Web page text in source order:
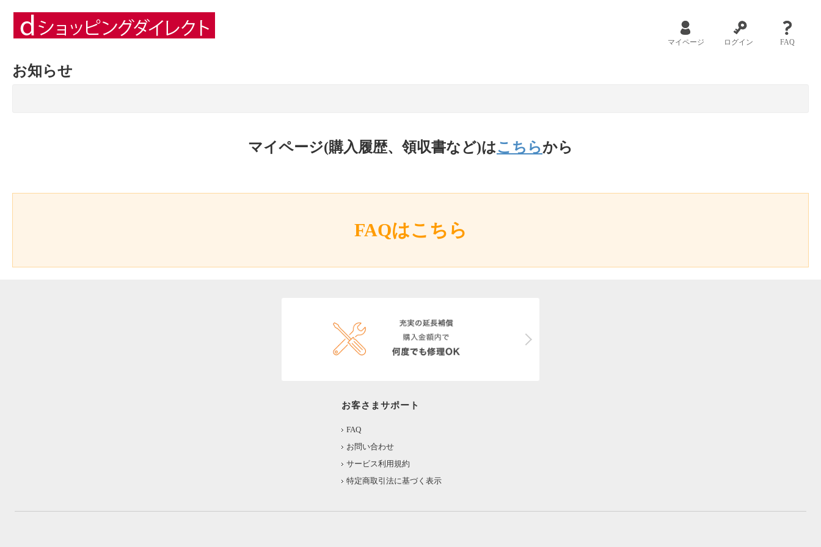
マイページ ログイン FAQ
お知らせ
マイページ(購入履歴、領収書など)はこちらから
FAQはこちら
お客さまサポート
FAQ
お問い合わせ
サービス利用規約
特定商取引法に基づく表示